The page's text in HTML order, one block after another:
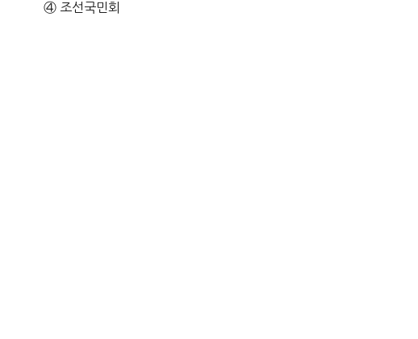
④ 조선국민회